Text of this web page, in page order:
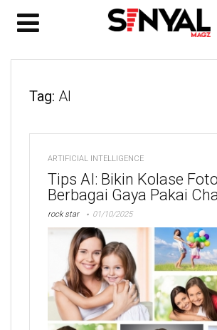
Tag: AI
ARTIFICIAL INTELLIGENCE
Tips AI: Bikin Kolase
Berbagai Gaya Pakai
rock star 01/10/2025